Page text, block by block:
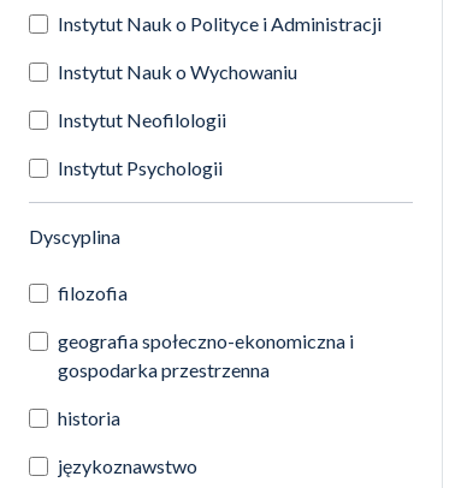
Instytut Nauk o Polityce i Administracji
Instytut Nauk o Wychowaniu
Instytut Neofilologii
Instytut Psychologii
Dyscyplina(automatyczne przeładowanie treści)
filozofia
geografia społeczno-ekonomiczna i
gospodarka przestrzenna
historia
językoznawstwo